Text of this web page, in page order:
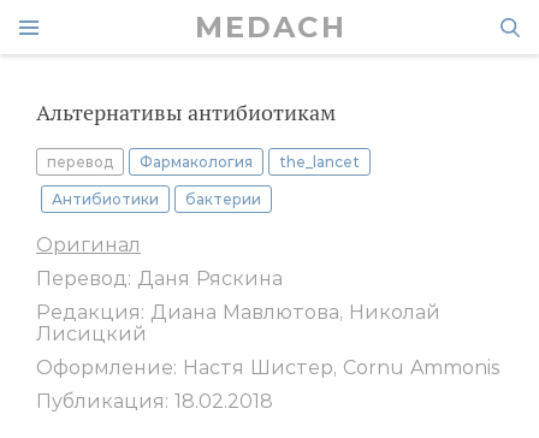
MEDACH
Альтернативы антибиотикам
перевод Фармакология the_lancet
Антибиотики бактерии
Оригинал
Перевод: Даня Ряскина
Редакция: Диана Мавлютова, Николай
Лисицкий
Оформление: Настя Шистер, Cornu Ammonis
Публикация: 18.02.2018